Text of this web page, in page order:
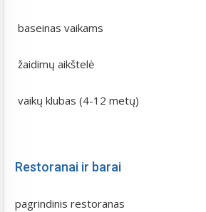
baseinas vaikams
žaidimų aikštelė
​ vaikų klubas (4-12 metų)
Restoranai ir barai
pagrindinis restoranas